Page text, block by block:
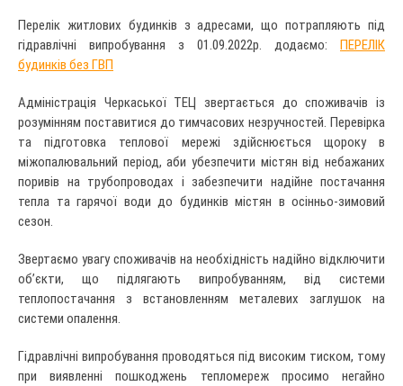
Перелік житлових будинків з адресами, що потрапляють під
гідравлічні випробування з 01.09.2022р. додаємо: ПЕРЕЛІК
будинків без ГВП
Адміністрація Черкаської ТЕЦ звертається до споживачів із
розумінням поставитися до тимчасових незручностей. Перевірка
та підготовка теплової мережі здійснюється щороку в
міжопалювальний період, аби убезпечити містян від небажаних
поривів на трубопроводах і забезпечити надійне постачання
тепла та гарячої води до будинків містян в осінньо-зимовий
сезон.
Звертаємо увагу споживачів на необхідність надійно відключити
об’єкти, що підлягають випробуванням, від системи
теплопостачання з встановленням металевих заглушок на
системи опалення.
Гідравлічні випробування проводяться під високим тиском, тому
при виявленні пошкоджень тепломереж просимо негайно